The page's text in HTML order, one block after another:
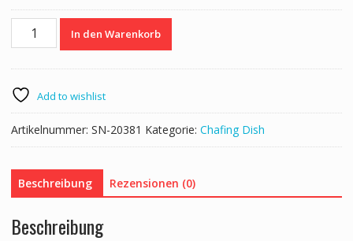
Chafing
11L
Menge
In den Warenkorb
Add to wishlist
Artikelnummer: SN-20381 Kategorie: Chafing Dish
Beschreibung Rezensionen (0)
Beschreibung